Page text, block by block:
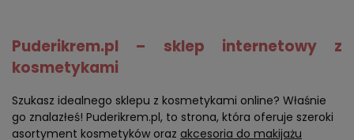
Puderikrem.pl – sklep internetowy z
kosmetykami
Szukasz idealnego sklepu z kosmetykami online? Właśnie
go znalazłeś! Puderikrem.pl, to strona, która oferuje szeroki
asortyment kosmetyków oraz akcesoria do makijażu